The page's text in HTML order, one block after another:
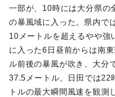
一部が、10時には大分県の
の暴風域に入った。県内で
10メートルを超えるやや強
に入った6日昼前からは南
ル前後の暴風が吹き、大分
37.5メートル、日田では22
トルの最大瞬間風速を観測